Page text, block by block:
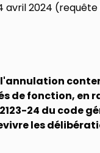
avril 2024
de fonction, en
24 du code
les